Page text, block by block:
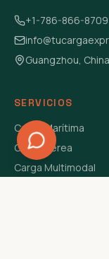
+1-786-866-8709
Guangzhou, China
SERVICIOS
Carga Marítima
Carga Aérea
Carga Multimodal